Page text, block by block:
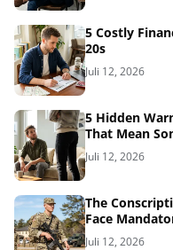
5 Costly
20s
Juli 12, 2026
5 Hidden
That Mean
Juli 12, 2026
The
Face
Juli 12, 2026